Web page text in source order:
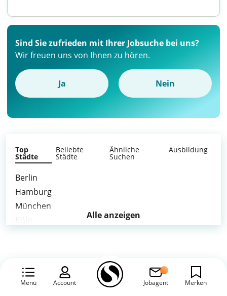
Menü Account Jobagent Merken
Sind Sie zufrieden mit Ihrer Jobsuche bei uns?
Wir freuen uns von Ihnen zu hören.
Ja Nein
Top
Städte
Beliebte
Städte
Ähnliche
Suchen
Ausbildung
Berlin
Hamburg
München
Leipzig
Alle anzeigen